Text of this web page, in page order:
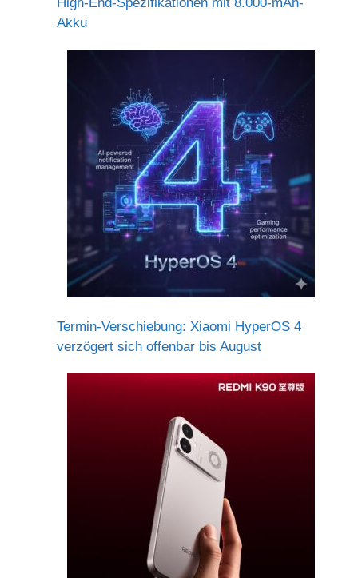
Akku
Termin-Verschiebung: Xiaomi HyperOS 4
verzögert sich offenbar bis August